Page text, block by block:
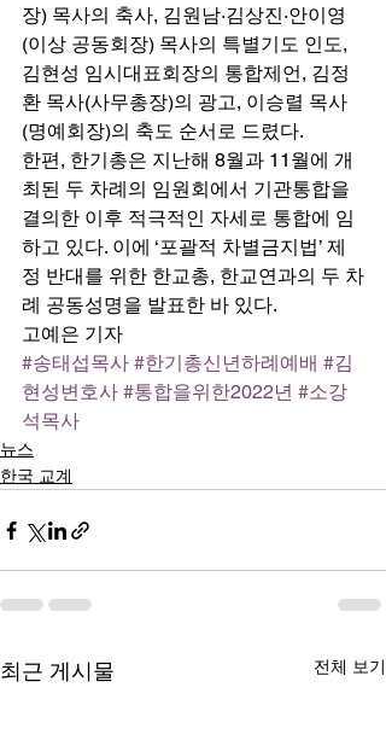
장) 목사의 축사, 김원남·김상진·안이영
(이상 공동회장) 목사의 특별기도 인도,
김현성 임시대표회장의 통합제언, 김정
환 목사(사무총장)의 광고, 이승렬 목사
(명예회장)의 축도 순서로 드렸다.
한편, 한기총은 지난해 8월과 11월에 개
최된 두 차례의 임원회에서 기관통합을
결의한 이후 적극적인 자세로 통합에 임
하고 있다. 이에 ‘포괄적 차별금지법’ 제
정 반대를 위한 한교총, 한교연과의 두 차
례 공동성명을 발표한 바 있다.
고예은 기자
#송태섭목사 #한기총신년하례예배 #김
현성변호사 #통합을위한2022년 #소강
석목사
뉴스
한국 교계
최근 게시물 전체 보기